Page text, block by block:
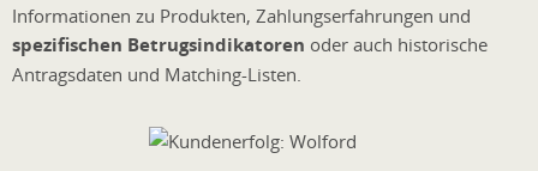
Informationen zu Produkten, Zahlungserfahrungen und
spezifischen Betrugsindikatoren oder auch historische
Antragsdaten und Matching-Listen.